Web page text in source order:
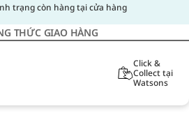
trạng còn hàng tại cửa hàng
THỨC GIAO HÀNG
Click &
Collect tại
Watsons